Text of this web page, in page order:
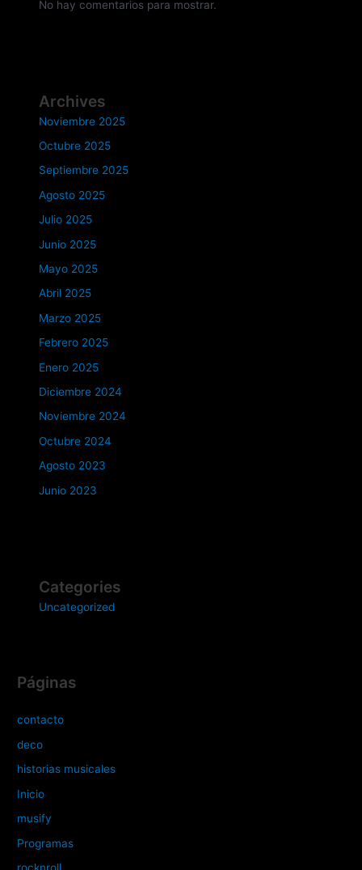
No hay comentarios para mostrar.
Archives
Noviembre 2025
Octubre 2025
Septiembre 2025
Agosto 2025
Julio 2025
Junio 2025
Mayo 2025
Abril 2025
Marzo 2025
Febrero 2025
Enero 2025
Diciembre 2024
Noviembre 2024
Octubre 2024
Agosto 2023
Junio 2023
Categories
Uncategorized
Páginas
contacto
deco
historias musicales
Inicio
musify
Programas